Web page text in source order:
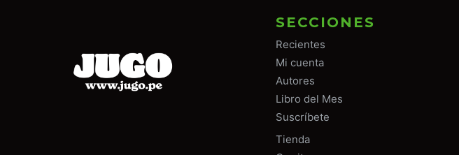
SECCIONES
Recientes
Mi cuenta
Autores
Libro del Mes
Suscríbete
Tienda